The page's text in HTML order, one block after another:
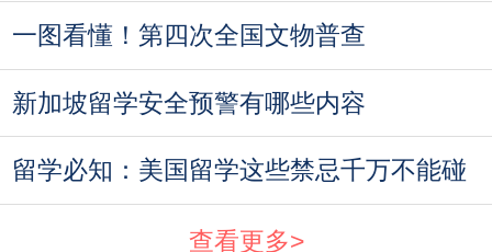
一图看懂！第四次全国文物普查
新加坡留学安全预警有哪些内容
留学必知：美国留学这些禁忌千万不能碰
查看更多>